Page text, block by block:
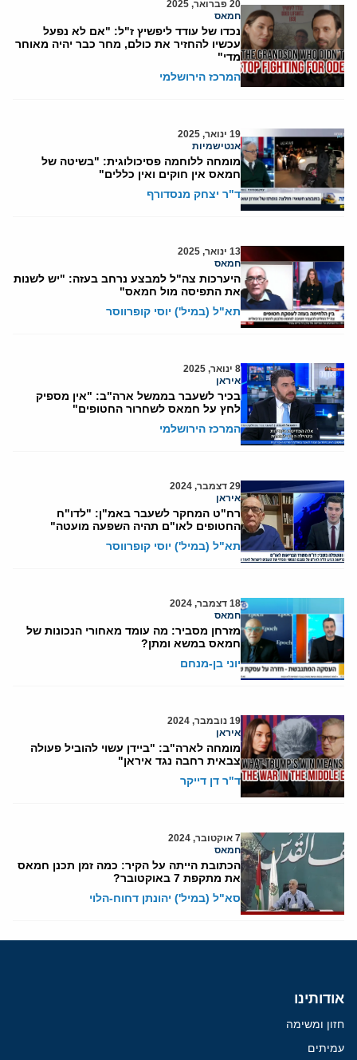
20 פברואר, 2025
חמאס
נכדו של עודד ליפשיץ ז"ל: "אם לא נפעל
עכשיו להחזיר את כולם, מחר כבר יהיה מאוחר
מדי"
המרכז הירושלמי
19 ינואר, 2025
אנטישמיות
מומחה ללוחמה פסיכולוגית: "בשיטה של
חמאס אין חוקים ואין כללים"
ד"ר יצחק מנסדורף
13 ינואר, 2025
חמאס
היערכות צה"ל למבצע נרחב בעזה: "יש לשנות
את התפיסה מול חמאס"
תא"ל (במיל') יוסי קופרווסר
8 ינואר, 2025
איראן
בכיר לשעבר בממשל ארה"ב: "אין מספיק
לחץ על חמאס לשחרור החטופים"
המרכז הירושלמי
29 דצמבר, 2024
איראן
רח"ט המחקר לשעבר באמ"ן: "לדו"ח
החטופים לאו"ם תהיה השפעה מועטה"
תא"ל (במיל') יוסי קופרווסר
18 דצמבר, 2024
חמאס
מזרחן מסביר: מה עומד מאחורי הנכונות של
חמאס במשא ומתן?
יוני בן-מנחם
19 נובמבר, 2024
איראן
מומחה לארה"ב: "ביידן עשוי להוביל פעולה
צבאית רחבה נגד איראן"
ד"ר דן דייקר
7 אוקטובר, 2024
חמאס
הכתובת הייתה על הקיר: כמה זמן תכנן חמאס
את מתקפת 7 באוקטובר?
סא"ל (במיל') יהונתן דחוח-הלוי
אודותינו
חזון ומשימה
עמיתים